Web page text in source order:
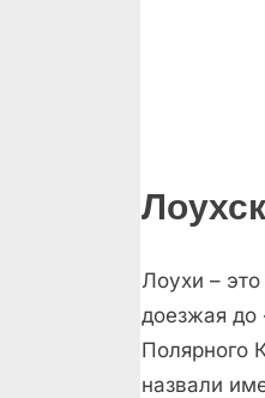
Лоухи –
доезжая до
Полярного
назвали